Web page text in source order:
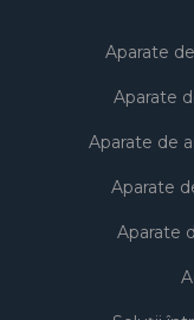
Aparate
Aparate
Aparate de
Aparate
Aparate